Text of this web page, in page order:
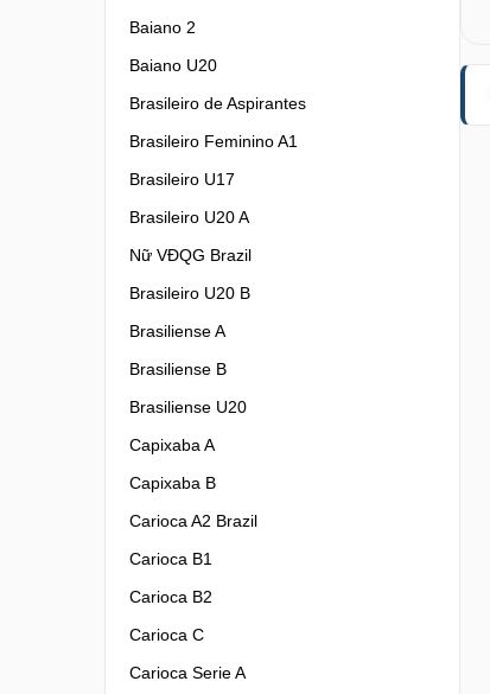
Baiano 2
Baiano U20
Brasileiro de Aspirantes
Brasileiro Feminino A1
Brasileiro U17
Brasileiro U20 A
Nữ VĐQG Brazil
Brasileiro U20 B
Brasiliense A
Brasiliense B
Brasiliense U20
Capixaba A
Capixaba B
Carioca A2 Brazil
Carioca B1
Carioca B2
Carioca C
Carioca Serie A